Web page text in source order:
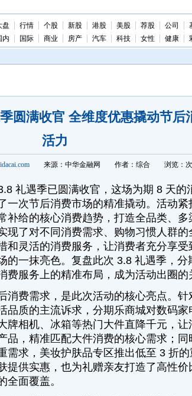
盘 行情 个股 新股 港股 美股 荐股 公司
内 国际 商业 房产 汽车 科技 女性 健康
圆满收官 全维度优惠撬动节后
活力
来源：中华金融网 作者：综合 浏览： 次
礼遇季已圆满收官，这场为期 8 天的
一次节后消费市场的精准撬动。活动紧
补给的核心消费趋势，打造全品类、多
现了对不同消费需求、购物习惯人群的
和灵活的消费服务，让消费者充分享受
的一抹亮色。复盘此次 3.8 礼遇季，分
费服务上的精准布局，成为活动出圈的
费需求，是此次活动的核心亮点。针
品质的主流诉求，分期乐商城对数码家
牌相机、冰箱等热门大件直降千元，让
品，精准匹配大件消费的核心需求；同
需求，美妆护肤品专区推出低至 3 折的
提供实惠，也为礼赠亲友打造了高性价
全面覆盖。